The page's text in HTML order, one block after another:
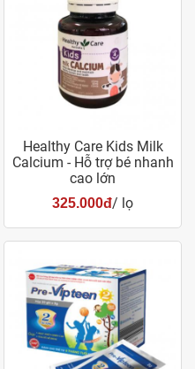
Healthy Care Kids Milk
Calcium - Hỗ trợ bé nhanh
cao lớn
325.000đ/ lọ